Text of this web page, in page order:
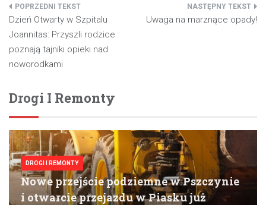
Nawigacja
wpisu
Dzień Otwarty w Szpitalu
Joannitas: Przyszli rodzice
poznają tajniki opieki nad
noworodkami
Uwaga na marznące opady!
Drogi I Remonty
DROGI I REMONTY
Nowe przejście podziemne w Pszczynie
i otwarcie przejazdu w Piasku już